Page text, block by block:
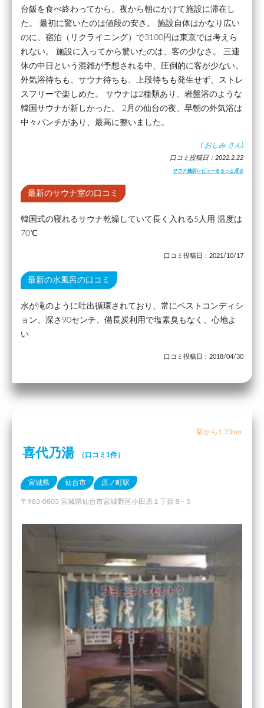
台飯を食べ終わってから、夜から朝にかけて施設に滞在し
た。 最初に驚いたのは値段の安さ。 施設自体はかなり広い
のに、宿泊（リクライニング）で3100円は東京では考えら
れない。 施設に入ってから驚いたのは、客の少なさ。 三連
休の中日という混雑が予想される中、圧倒的に客が少ない。
外気浴待ちも、サウナ待ちも、上段待ちも発生せず、ストレ
スフリーで楽しめた。 サウナは2種類あり、岩盤浴のような
韓国サウナが新しかった。 2月の仙台の夜、早朝の外気浴は
中々パンチがあり、最高に整いました。
( おしみ さん)
口コミ投稿日：2022.2.22
サウナ施設レビューをもっと見る
最新のサウナ室の口コミ
韓国式の寝れるサウナ乾燥していて長く入れる5人用 温度は
70℃
口コミ投稿日：2021/10/17
最新の水風呂の口コミ
水が滝のように吐出循環されており、常にベストコンディシ
ョン、深さ90センチ、備長炭利用で塩素臭もなく、心地よ
い
口コミ投稿日：2018/04/30
駅から1.73km
喜代乃湯 （口コミ1件）
宮城県 仙台市 原ノ町駅
〒983-0803 宮城県仙台市宮城野区小田原１丁目８−５